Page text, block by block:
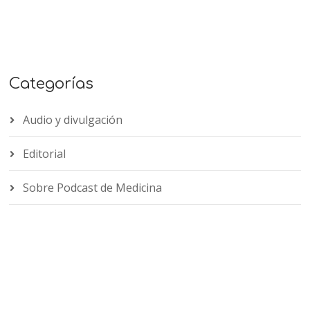
Categorías
Audio y divulgación
Editorial
Sobre Podcast de Medicina